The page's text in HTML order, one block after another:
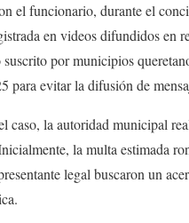
el funcionario, durante el
en videos difundidos en
por municipios
para evitar la difusión de
caso, la autoridad municipal
la multa estimada
legal buscaron un